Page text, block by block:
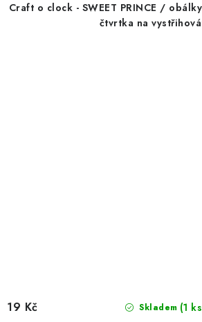
Craft o clock - SWEET PRINCE /
čtvrtka na
Skladem (1
19 Kč